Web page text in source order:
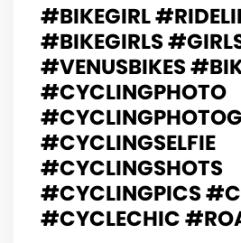
#BIKEGIRL
#BIKEGIRLS
#VENUSBIKES
#CYCLINGPHOTO
#CYCLINGSELFIE
#CYCLINGSHOTS
#CYCLINGPICS
#CYCLECHIC